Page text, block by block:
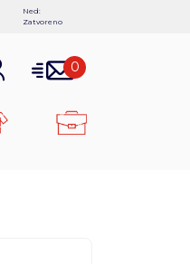
Ned:
Zatvoreno
0